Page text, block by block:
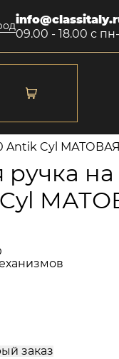
09.00 - 18.00 с
Antik Cyl
Cyl
заказ